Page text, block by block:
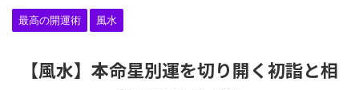
最高の開運術 風水
【風水】本命星別運を切り開く初詣と相